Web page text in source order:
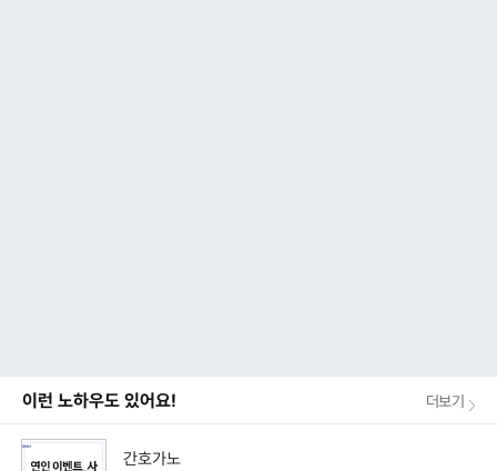
이런 노하우도 있어요! 더보기
간호가노